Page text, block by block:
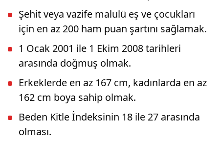
Şehit veya vazife malulü eş ve çocukları
için en az 200 ham puan şartını sağlamak.
1 Ocak 2001 ile 1 Ekim 2008 tarihleri
arasında doğmuş olmak.
Erkeklerde en az 167 cm, kadınlarda en az
162 cm boya sahip olmak.
Beden Kitle İndeksinin 18 ile 27 arasında
olması.